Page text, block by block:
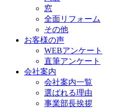
窓
全面リフォーム
その他
お客様の声
WEBアンケート
直筆アンケート
会社案内
会社案内一覧
選ばれる理由
事業部長挨拶